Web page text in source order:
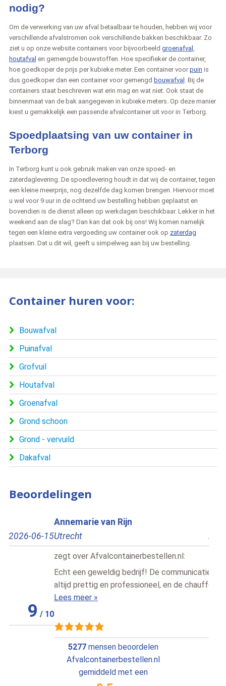
nodig?
Om de verwerking van uw afval betaalbaar te houden, hebben wij voor
verschillende afvalstromen ook verschillende bakken beschikbaar. Zo
ziet u op onze website containers voor bijvoorbeeld groenafval ,
houtafval en gemengde bouwstoffen. Hoe specifieker de container,
hoe goedkoper de prijs per kubieke meter. Een container voor puin is
dus goedkoper dan een container voor gemengd bouwafval . Bij de
containers staat beschreven wat erin mag en wat niet. Ook staat de
binnenmaat van de bak aangegeven in kubieke meters. Op deze manier
kiest u gemakkelijk een passende afvalcontainer uit voor in Terborg.
Spoedplaatsing van uw container in
Terborg
In Terborg kunt u ook gebruik maken van onze spoed- en
zaterdaglevering. De spoedlevering houdt in dat wij de container, tegen
een kleine meerprijs, nog dezelfde dag komen brengen. Hiervoor moet
u wel voor 9 uur in de ochtend uw bestelling hebben geplaatst en
bovendien is de dienst alleen op werkdagen beschikbaar. Lekker in het
weekend aan de slag? Dan kan dat ook bij ons! Wij komen namelijk
tegen een kleine extra vergoeding uw container ook op zaterdag
plaatsen. Dat u dit wil, geeft u simpelweg aan bij uw bestelling.
Container huren voor:
Bouwafval
Puinafval
Grofvuil
Houtafval
Groenafval
Grond schoon
Grond - vervuild
Dakafval
Beoordelingen
Annemarie van Rijn
Utrecht
2026-06-18
Afvalcontainerbestellen.nl:
Echt een geweldig bedrijf! De communicatie verloopt
altijd prettig en professioneel, en de chauffeurs zij [..]
Ik
5277mensen beoordelen
Afvalcontainerbestellen.nl
gemiddeld met een